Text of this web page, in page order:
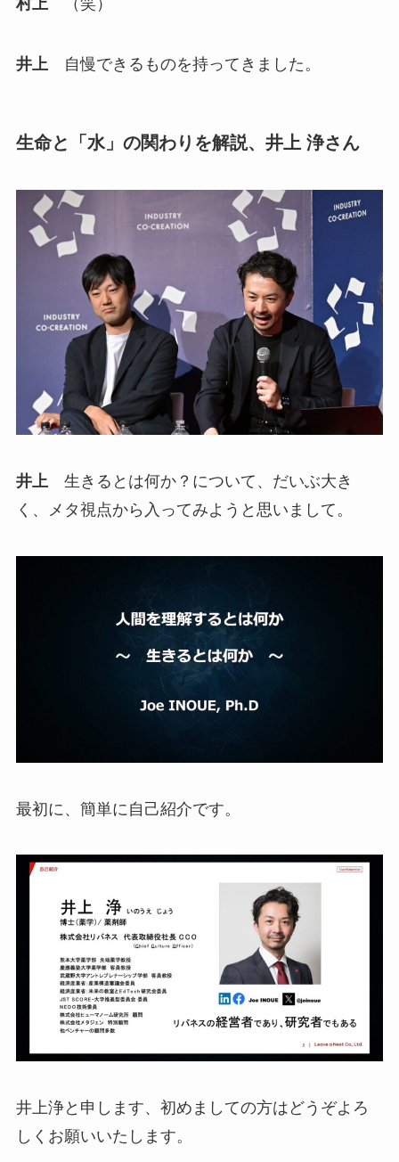
村上（笑）
井上 自慢できるものを持ってきました。
生命と「水」の関わりを解説、井上 浄さん
井上生きるとは何か？について、だいぶ大き
く、メタ視点から入ってみようと思いまして。
最初に、簡単に自己紹介です。
井上浄と申します、初めましての方はどうぞよろ
しくお願いいたします。